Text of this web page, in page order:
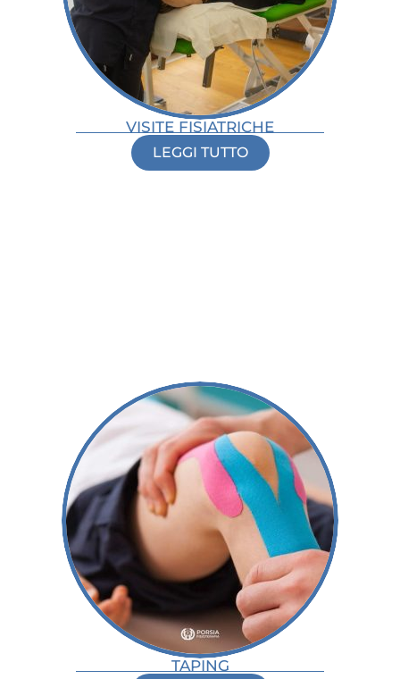
VISITE FISIATRICHE
LEGGI TUTTO
TAPING